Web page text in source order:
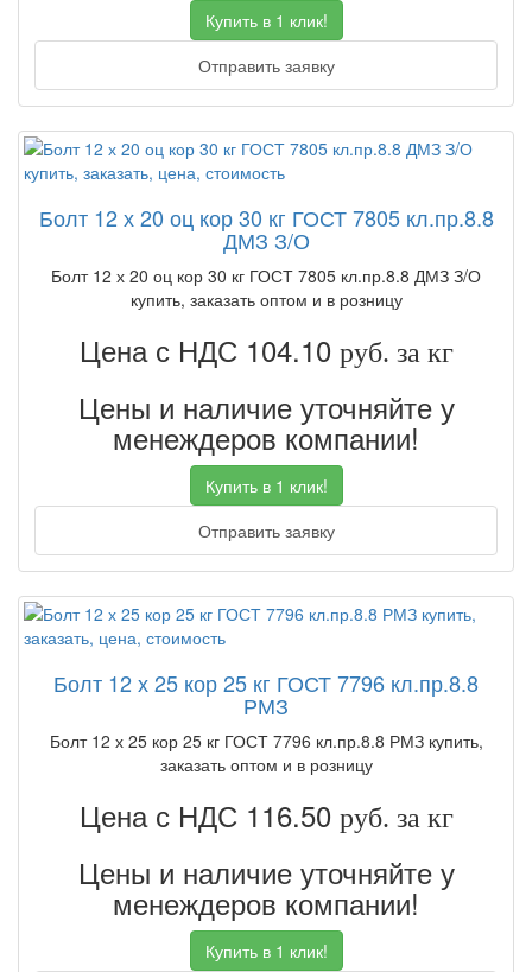
Купить в 1 клик!
Отправить заявку
Болт 12 х 20 оц кор 30 кг ГОСТ 7805 кл.пр.8.8
ДМЗ З/О
Болт 12 х 20 оц кор 30 кг ГОСТ 7805 кл.пр.8.8 ДМЗ З/О
купить, заказать оптом и в розницу
Цена с НДС 104.10 руб. за кг
Цены и наличие уточняйте у
менеждеров компании!
Купить в 1 клик!
Отправить заявку
Болт 12 х 25 кор 25 кг ГОСТ 7796 кл.пр.8.8
РМЗ
Болт 12 х 25 кор 25 кг ГОСТ 7796 кл.пр.8.8 РМЗ купить,
заказать оптом и в розницу
Цена с НДС 116.50 руб. за кг
Цены и наличие уточняйте у
менеждеров компании!
Купить в 1 клик!